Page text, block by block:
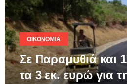
ΟΙΚΟΝΟΜΊΑ
Σε Παραμυθιά και
τα 3 εκ. ευρώ για